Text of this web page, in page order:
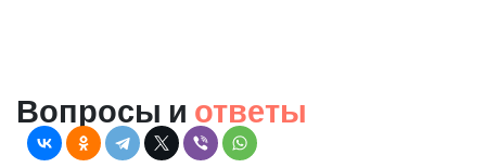
Вопросы и ответы